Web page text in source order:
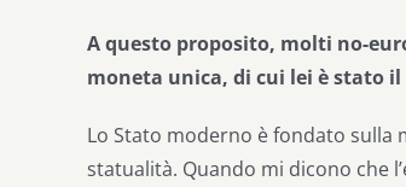
A questo proposito, molti no-
moneta unica, di cui lei è stato
Lo Stato moderno è fondato sulla
statualità. Quando mi dicono che